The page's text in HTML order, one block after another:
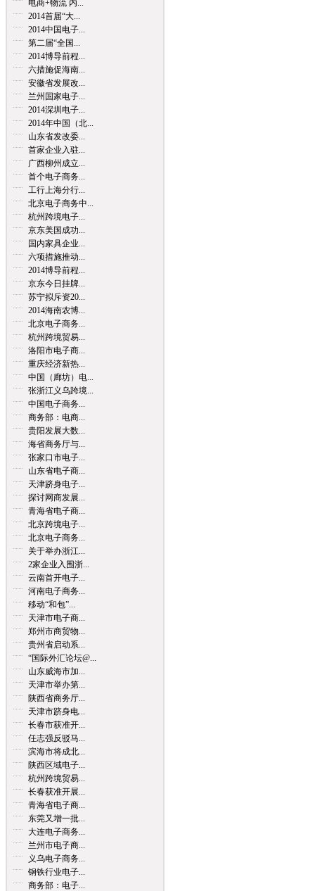
电商+物流 内...
2014首届“大...
2014中国电子...
第二届“全国...
2014博导前程...
六措施促海南...
安徽省发展改...
兰州国家电子...
2014深圳电子...
2014年中国（北...
山东省发改委...
首家企业入驻...
广西柳州成立...
首个电子商务...
工行上海分行...
北京电子商务中...
杭州跨境电子...
京东美国成功...
国内家具企业...
六项措施推动...
2014博导前程...
京东今日挂牌...
苏宁拟斥资20...
2014海南农博...
北京电子商务...
杭州跨境贸易...
洛阳市电子商...
重庆经济新热...
中国（廊坊）电...
张浙江义乌跨境...
中国电子商务...
商务部：电商...
贵阳发展大数...
海省商务厅与...
张家口市电子...
山东省电子商...
天津跻身电子...
探讨网商发展...
青海省电子商...
北京跨境电子...
北京电子商务...
关于举办浙江...
2家企业入围浙...
云南首开电子...
河南电子商务...
移动“和包”...
天津市电子商...
郑州市商贸物...
贵州省启动系...
“国际外汇论坛@...
山东威海市加...
天津市举办第...
陕西省商务厅...
天津市跻身电...
长春市获准开...
任志强反驳马...
滨海市将成北...
陕西区域电子...
杭州跨境贸易...
长春获准开展...
青海省电子商...
东莞又增一批...
大连电子商务...
兰州市电子商...
义乌电子商务...
钢铁行业电子...
商务部：电子...